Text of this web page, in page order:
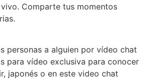
Comparte tus momentos
personas a alguien por vídeo chat
para vídeo exclusiva para conocer
japonés o en este video chat